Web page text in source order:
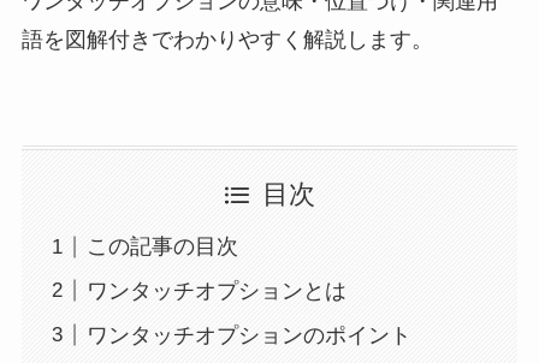
語を図解付きでわかりやすく解説します。
目次
この記事の目次
ワンタッチオプションとは
ワンタッチオプションのポイント